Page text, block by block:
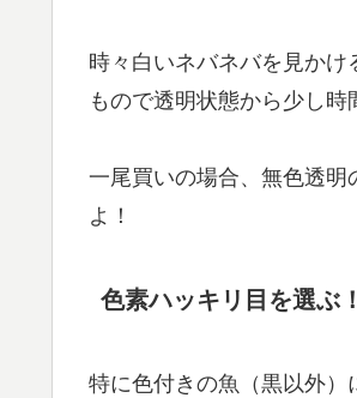
時々白いネバネバを見か
もので透明状態から少し時
一尾買いの場合、無色透
よ！
色素ハッキリ目を選ぶ！
特に色付きの魚（黒以外